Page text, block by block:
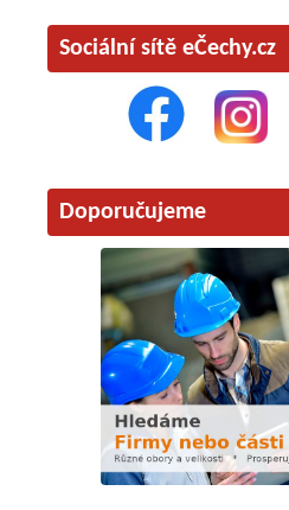
Sociální sítě eČechy.cz
Doporučujeme